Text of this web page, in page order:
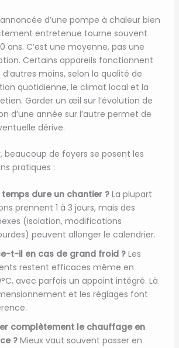
d’une pompe à chaleur bien
entretenue tourne souvent
ans. C’est une moyenne, pas une
Certains appareils fonctionnent
moins, selon la qualité de
quotidienne, le climat local et la
Garder un œil sur l’évolution de
d’une année sur l’autre permet de
dérive.
beaucoup de foyers se posent les
pratiques :
dure un chantier ?La plupart
prennent 1 à 3 jours, mais des
(isolation, modifications
peuvent allonger le calendrier.
t-il en cas de grand froid ?Les
restent efficaces même en
avec parfois un appoint intégré. Là
et les réglages font
complètement le chauffage en
?Mieux vaut souvent passer en